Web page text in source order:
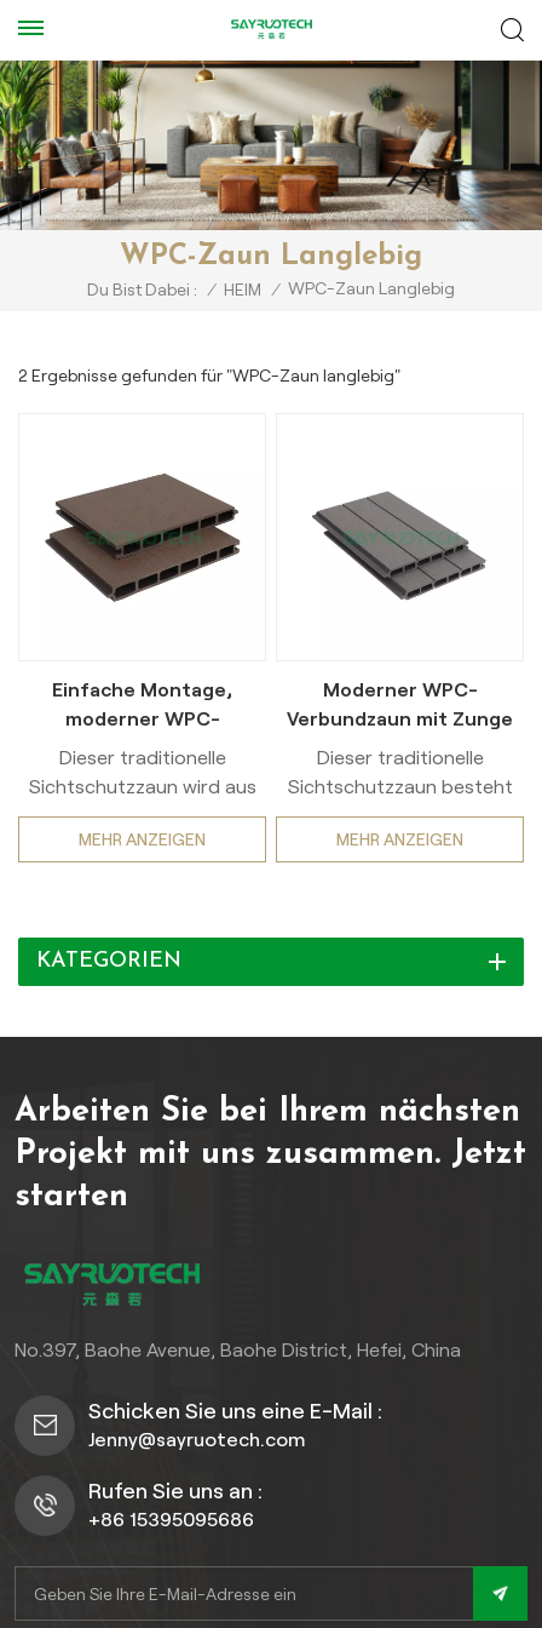
WPC-Zaun Langlebig
Du Bist Dabei : / HEIM / WPC-Zaun Langlebig
2 Ergebnisse gefunden für "WPC-Zaun langlebig"
Einfache Montage,
moderner WPC-
Verbundzaun mit Nut-
und Federverbindung
Dieser traditionelle
Sichtschutzzaun wird aus
Holz-Kunststoff-
Verbundwerkstoff (WPC)
Montage und zuverlässige
Witterungsbeständigkeit
MEHR ANZEIGEN
Moderner WPC-
Verbundzaun mit Zunge
und Nut, einfache
Installation
Dieser traditionelle
Sichtschutzzaun besteht
aus Holz-Kunststoff-
Verbundwerkstoff (WPC)
Wetterbeständigkeit aus.
MEHR ANZEIGEN
KATEGORIEN
Arbeiten Sie bei Ihrem nächsten
Projekt mit uns zusammen. Jetzt
starten
No.397, Baohe Avenue, Baohe District, Hefei, China
Schicken Sie uns eine E-Mail :
Jenny@sayruotech.com
Rufen Sie uns an :
+86 15395095686